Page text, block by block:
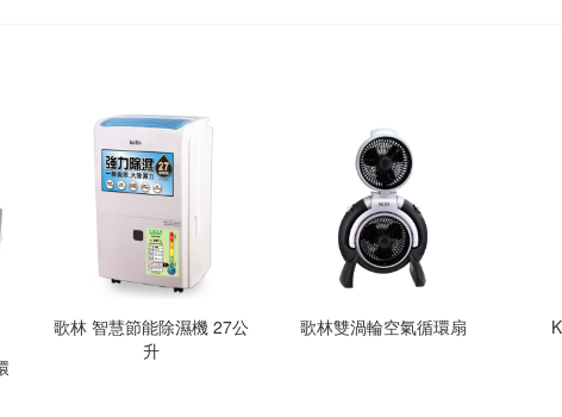
歌林 智慧節能除濕機 27公
升
歌林雙渦輪空氣循環扇